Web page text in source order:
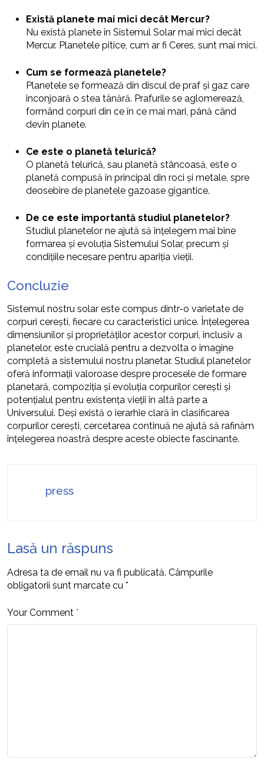
Există planete mai mici decât Mercur?
Nu există planete în Sistemul Solar mai mici decât
Mercur. Planetele pitice, cum ar fi Ceres, sunt mai mici.
Cum se formează planetele?
Planetele se formează din discul de praf și gaz care
înconjoară o stea tânără. Prafurile se aglomerează,
formând corpuri din ce în ce mai mari, până când
devin planete.
Ce este o planetă telurică?
O planetă telurică, sau planetă stâncoasă, este o
planetă compusă în principal din roci și metale, spre
deosebire de planetele gazoase gigantice.
De ce este importantă studiul planetelor?
Studiul planetelor ne ajută să înțelegem mai bine
formarea și evoluția Sistemului Solar, precum și
condițiile necesare pentru apariția vieții.
Concluzie
Sistemul nostru solar este compus dintr-o varietate de
corpuri cerești, fiecare cu caracteristici unice. Înțelegerea
dimensiunilor și proprietăților acestor corpuri, inclusiv a
planetelor, este crucială pentru a dezvolta o imagine
completă a sistemului nostru planetar. Studiul planetelor
oferă informații valoroase despre procesele de formare
planetară, compoziția și evoluția corpurilor cerești și
potențialul pentru existența vieții în altă parte a
Universului. Deși există o ierarhie clară în clasificarea
corpurilor cerești, cercetarea continuă ne ajută să rafinăm
înțelegerea noastră despre aceste obiecte fascinante.
press
Lasă un răspuns
Adresa ta de email nu va fi publicată. Câmpurile
obligatorii sunt marcate cu *
Your Comment *